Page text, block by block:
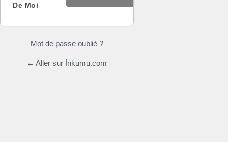
De Moi
Mot de passe oublié ?
← Aller sur İnkumu.com